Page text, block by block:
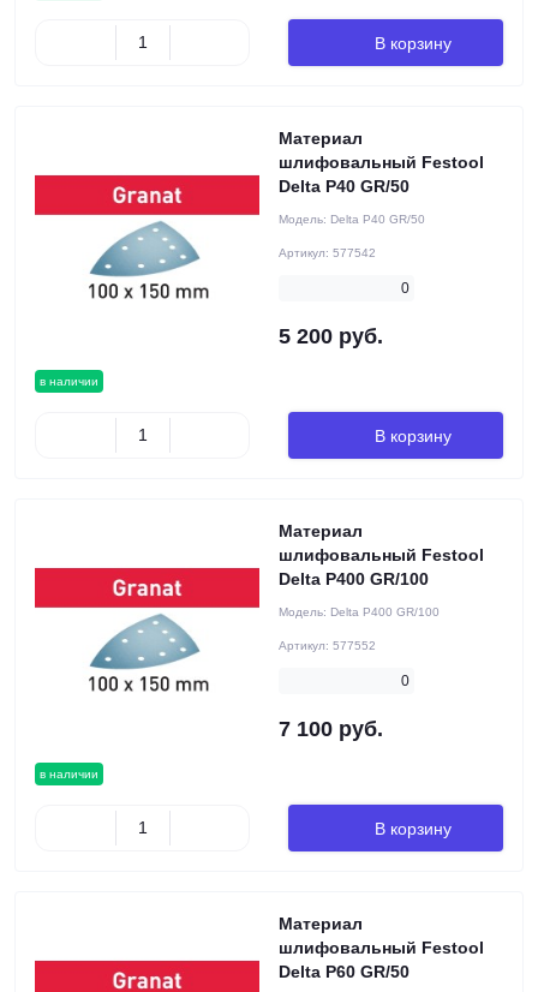
В корзину
в наличии
Материал
шлифовальный Festool
Delta P40 GR/50
Модель: Delta P40 GR/50
Артикул: 577542
0
5 200 руб.
В корзину
в наличии
Материал
шлифовальный Festool
Delta P400 GR/100
Модель: Delta P400 GR/100
Артикул: 577552
0
7 100 руб.
В корзину
Материал
шлифовальный Festool
Delta P60 GR/50